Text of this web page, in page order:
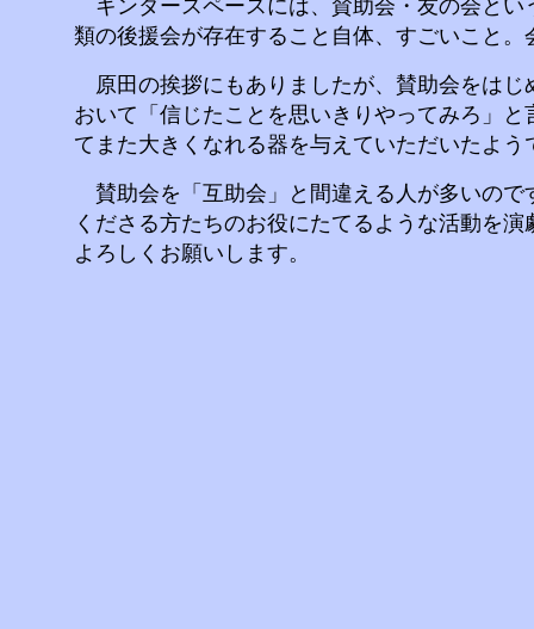
キンダースペースには、賛助会・友の会とい
類の後援会が存在すること自体、すごいこと
原田の挨拶にもありましたが、賛助会をはじ
おいて「信じたことを思いきりやってみろ」
てまた大きくなれる器を与えていただいたよ
賛助会を「互助会」と間違える人が多いので
くださる方たちのお役にたてるような活動を
よろしくお願いします。